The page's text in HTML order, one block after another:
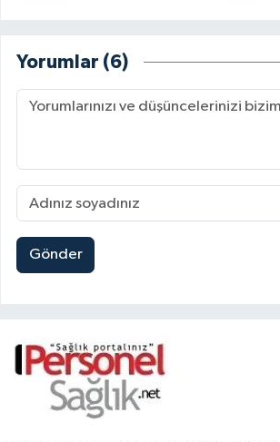
Yorumlar (6)
Gönder